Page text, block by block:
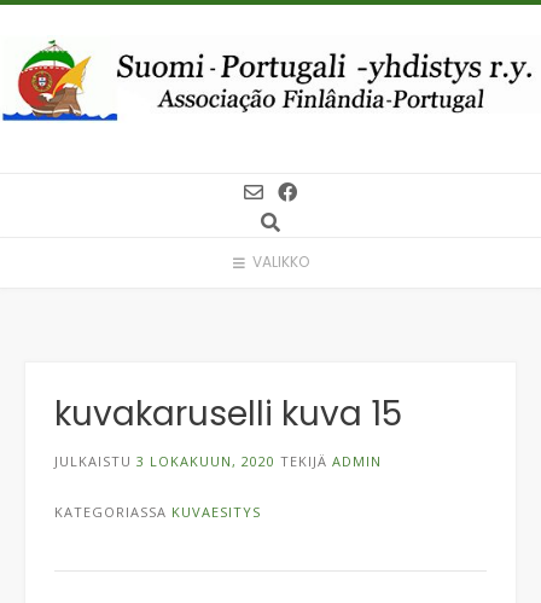
Skip
content
VALIKKO
kuvakaruselli kuva 15
JULKAISTU 3 LOKAKUUN, 2020 TEKIJÄ ADMIN
KATEGORIASSA KUVAESITYS